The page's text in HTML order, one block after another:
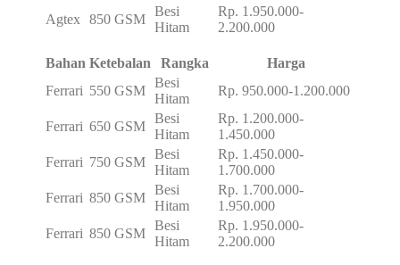
Agtex
850 GSM
Besi
Hitam
Rp. 1.950.000-
2.200.000
Bahan Ketebalan Rangka
Harga
Ferrari 550 GSM
Besi
Hitam
Rp. 950.000-1.200.000
Ferrari 650 GSM
Besi
Hitam
Rp. 1.200.000-
1.450.000
Ferrari 750 GSM
Besi
Hitam
Rp. 1.450.000-
1.700.000
Ferrari 850 GSM
Besi
Hitam
Rp. 1.700.000-
1.950.000
Ferrari 850 GSM
Besi
Hitam
Rp. 1.950.000-
2.200.000